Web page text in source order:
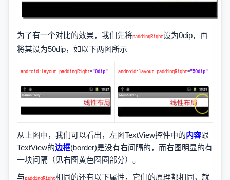
为了有一个对比的效果，我们先将paddingRight设为0dip，再
将其设为50dip，如以下两图所示
android:layout_paddingRight="0dip" android:layout_paddingRight="50dip"
从上图中，我们可以看出，左图TextView控件中的内容跟
TextView的边框(border)是没有右间隔的，而右图明显的有
一块间隔（见右图黄色圈圈部分）。
与paddingRight相同的还有以下属性，它们的原理都相同，就